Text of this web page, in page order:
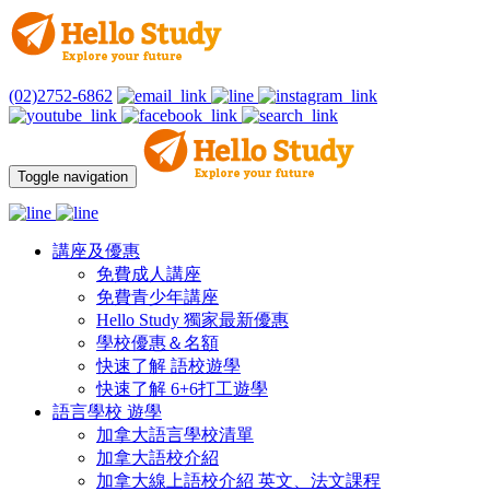
(02)2752-6862
Toggle navigation
講座及優惠
免費成人講座
免費青少年講座
Hello Study 獨家最新優惠
學校優惠＆名額
快速了解 語校遊學
快速了解 6+6打工遊學
語言學校 遊學
加拿大語言學校清單
加拿大語校介紹
加拿大線上語校介紹 英文、法文課程